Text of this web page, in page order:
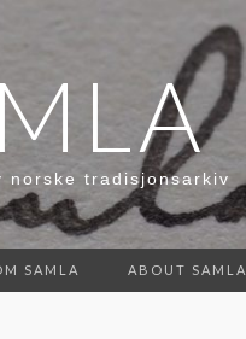
norske tradisjonsarkiv
SAMLA ABOUT SAMLA